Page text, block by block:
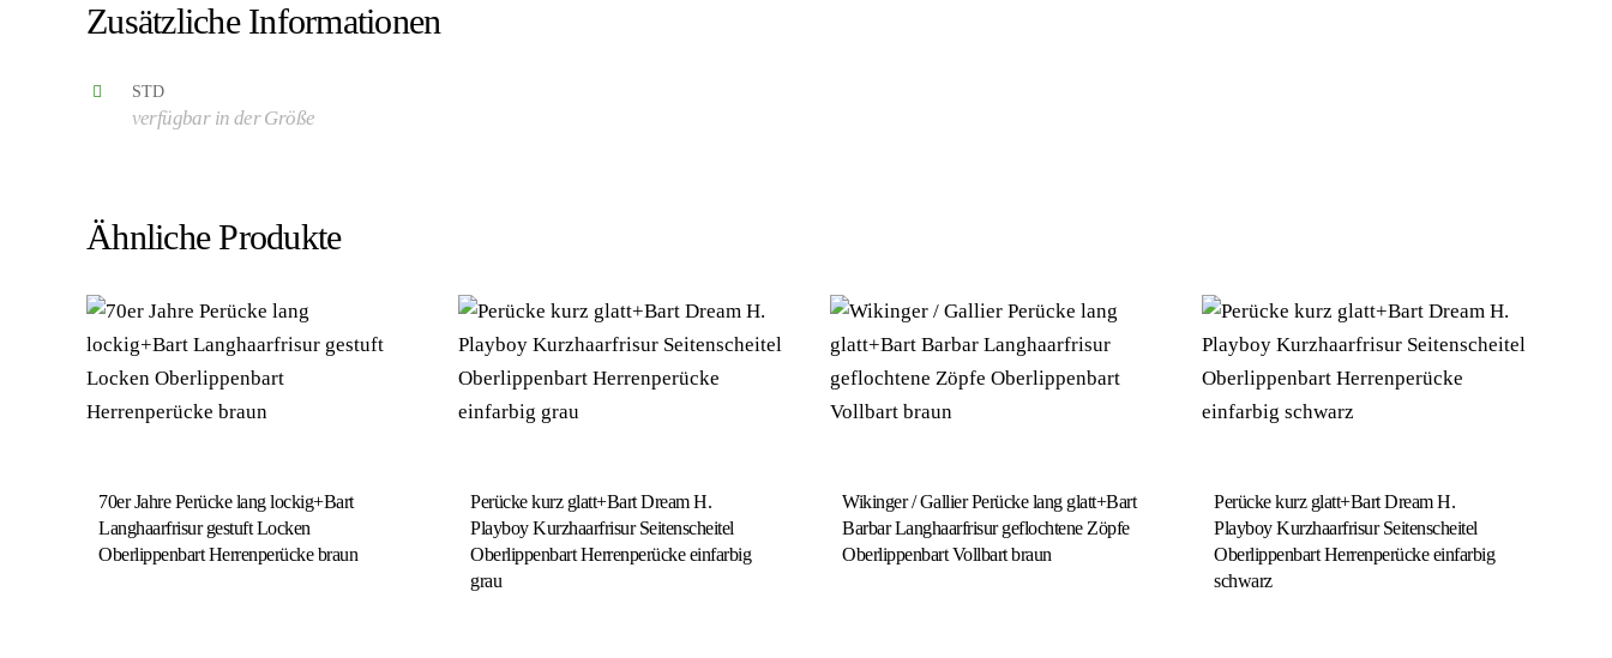
Zusätzliche Informationen
STD
verfügbar in der Größe
Ähnliche Produkte
70er Jahre Perücke lang lockig+Bart
Langhaarfrisur gestuft Locken
Oberlippenbart Herrenperücke braun
Perücke kurz glatt+Bart Dream H.
Playboy Kurzhaarfrisur Seitenscheitel
Oberlippenbart Herrenperücke einfarbig
grau
Wikinger / Gallier Perücke lang glatt+Bart
Barbar Langhaarfrisur geflochtene Zöpfe
Oberlippenbart Vollbart braun
Perücke kurz glatt+Bart Dream H.
Playboy Kurzhaarfrisur Seitenscheitel
Oberlippenbart Herrenperücke einfarbig
schwarz